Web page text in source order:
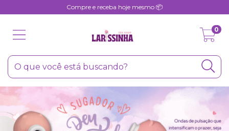
Compre e receba hoje mesmo 📦
0